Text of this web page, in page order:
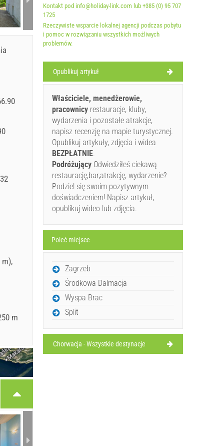
m
Kontakt pod info@holiday-link.com lub +385 (0) 95 707
1725
Rzeczywiste wsparcie lokalnej agencji podczas pobytu
i pomoc w rozwiązaniu wszystkich możliwych
problemów.
Opublikuj artykuł
Właściciele, menedżerowie,
pracownicy restauracje, kluby,
wydarzenia i pozostałe atrakcje,
napisz recenzję na mapie turystycznej.
Opublikuj artykuły, zdjęcia i widea
BEZPŁATNIE.
Podróżujący Odwiedziłeś ciekawą
restaurację,bar,atrakcję, wydarzenie?
Podziel się swoim pozytywnym
doświadczeniem! Napisz artykuł,
opublikuj wideo lub zdjęcia.
Poleć miejsce
Zagrzeb
Środkowa Dalmacja
Wyspa Brac
Split
Chorwacja - Wszystkie destynacje